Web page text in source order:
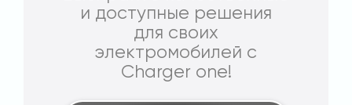
и доступные решения
для своих
электромобилей с
Charger one!